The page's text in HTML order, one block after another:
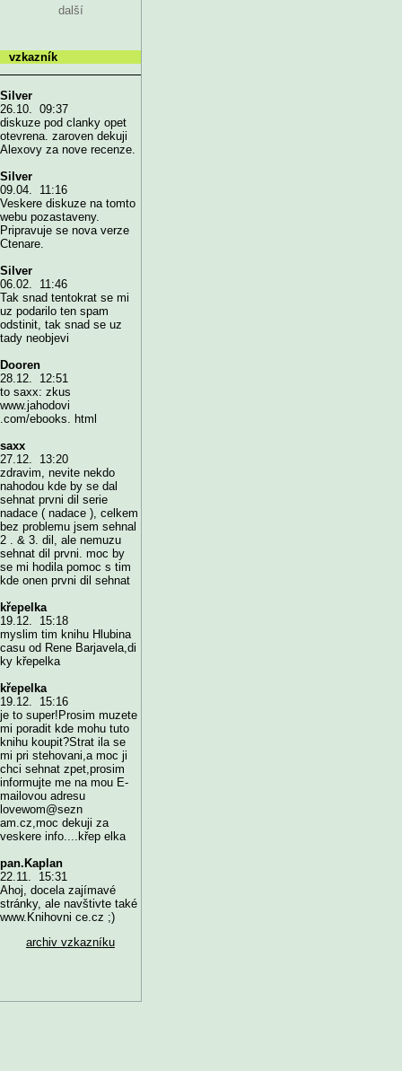
další
vzkazník
Silver
26.10. 09:37
diskuze pod clanky opet
otevrena. zaroven dekuji
Alexovy za nove recenze.
Silver
09.04. 11:16
Veskere diskuze na tomto
webu pozastaveny.
Pripravuje se nova verze
Ctenare.
Silver
06.02. 11:46
Tak snad tentokrat se mi
uz podarilo ten spam
odstinit, tak snad se uz
tady neobjevi
Dooren
28.12. 12:51
to saxx: zkus
www.jahodovi
.com/ebooks. html
saxx
27.12. 13:20
zdravim, nevite nekdo
nahodou kde by se dal
sehnat prvni dil serie
nadace ( nadace ), celkem
bez problemu jsem sehnal
2 . & 3. dil, ale nemuzu
sehnat dil prvni. moc by
se mi hodila pomoc s tim
kde onen prvni dil sehnat
křepelka
19.12. 15:18
myslim tim knihu Hlubina
casu od Rene Barjavela,di
ky křepelka
křepelka
19.12. 15:16
je to super!Prosim muzete
mi poradit kde mohu tuto
knihu koupit?Strat ila se
mi pri stehovani,a moc ji
chci sehnat zpet,prosim
informujte me na mou E-
mailovou adresu
lovewom@sezn
am.cz,moc dekuji za
veskere info....křep elka
pan.Kaplan
22.11. 15:31
Ahoj, docela zajímavé
stránky, ale navštivte také
www.Knihovni ce.cz ;)
archiv vzkazníku